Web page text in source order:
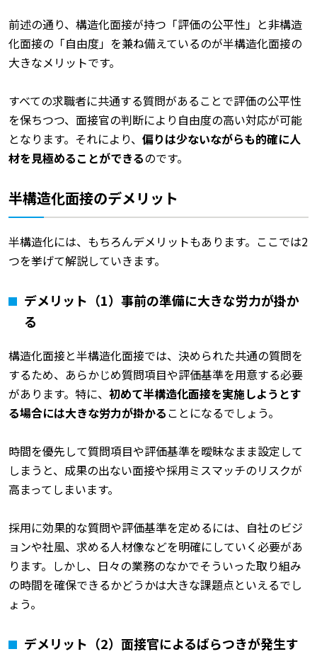
前述の通り、構造化面接が持つ「評価の公平性」と非構造
化面接の「自由度」を兼ね備えているのが半構造化面接の
大きなメリットです。
すべての求職者に共通する質問があることで評価の公平性
を保ちつつ、面接官の判断により自由度の高い対応が可能
となります。それにより、 偏りは少ないながらも的確に人
材を見極めることができるのです。
半構造化面接のデメリット
半構造化には、もちろんデメリットもあります。ここでは2
つを挙げて解説していきます。
デメリット（1）事前の準備に大きな労力が掛か
る
構造化面接と半構造化面接では、決められた共通の質問を
するため、あらかじめ質問項目や評価基準を用意する必要
があります。特に、 初めて半構造化面接を実施しようとす
る場合には大きな労力が掛かることになるでしょう。
時間を優先して質問項目や評価基準を曖昧なまま設定して
しまうと、成果の出ない面接や採用ミスマッチのリスクが
高まってしまいます。
採用に効果的な質問や評価基準を定めるには、自社のビジ
ョンや社風、求める人材像などを明確にしていく必要があ
ります。しかし、日々の業務のなかでそういった取り組み
の時間を確保できるかどうかは大きな課題点といえるでし
ょう。
デメリット（2）面接官によるばらつきが発生す